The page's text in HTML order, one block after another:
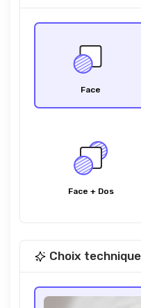
Face
Face + Dos
Choix technique